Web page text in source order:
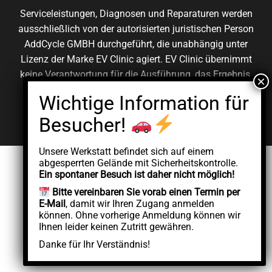
Serviceleistungen, Diagnosen und Reparaturen werden
ausschließlich von der autorisierten juristischen Person
AddCycle GMBH durchgeführt, die unabhängig unter
Lizenz der Marke EV Clinic agiert. EV Clinic übernimmt
keine Verantwortung für die Ausführung, das Ergebnis,
Schäden im Zusammenhang mit der erbrachten
Dienstleistung.
Unsere Werkstatt befindet sich auf einem
abgesperrten Gelände mit Sicherheitskontrolle.
Ein spontaner Besuch ist daher nicht möglich!
Bitte vereinbaren Sie vorab einen Termin per
E-Mail, damit wir Ihren Zugang anmelden
können. Ohne vorherige Anmeldung können wir
Ihnen leider keinen Zutritt gewähren.
Danke für Ihr Verständnis!